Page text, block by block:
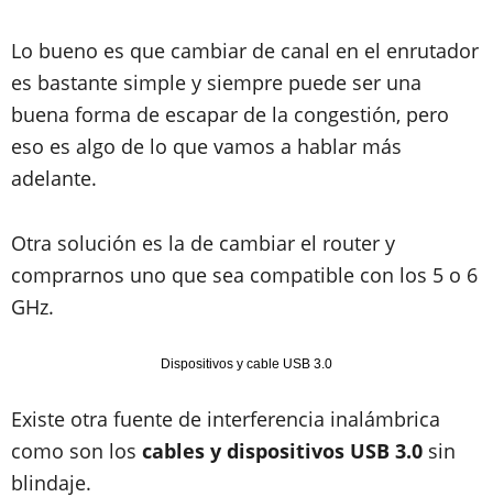
Lo bueno es que cambiar de canal en el enrutador
es bastante simple y siempre puede ser una
buena forma de escapar de la congestión, pero
eso es algo de lo que vamos a hablar más
adelante.
Otra solución es la de cambiar el router y
comprarnos uno que sea compatible con los 5 o 6
GHz.
Dispositivos y cable USB 3.0
Existe otra fuente de interferencia inalámbrica
como son los cables y dispositivos USB 3.0 sin
blindaje.